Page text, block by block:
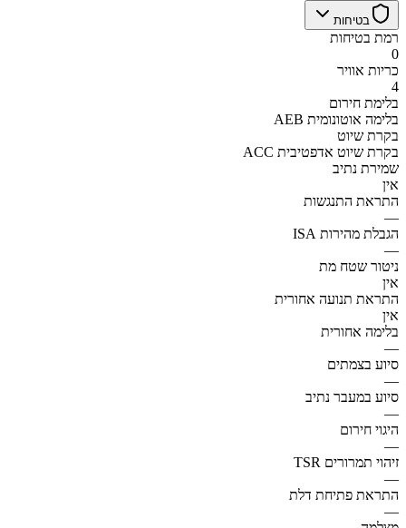
בטיחות
רמת בטיחות
0
כריות אוויר
4
בלימת חירום
AEB בלימה אוטונומית
בקרת שיוט
ACC בקרת שיוט אדפטיבית
שמירת נתיב
אין
התראת התנגשות
—
הגבלת מהירות ISA
—
ניטור שטח מת
אין
התראת תנועה אחורית
אין
בלימה אחורית
—
סיוע בצמתים
—
סיוע במעבר נתיב
—
היגוי חירום
—
זיהוי תמרורים TSR
—
התראת פתיחת דלת
—